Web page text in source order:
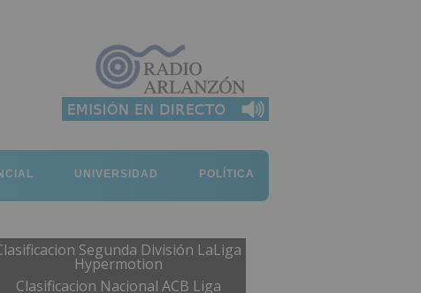
UNIVERSIDAD POLÍTICA
Segunda División LaLiga
Hypermotion
Clasificacion Nacional ACB Liga